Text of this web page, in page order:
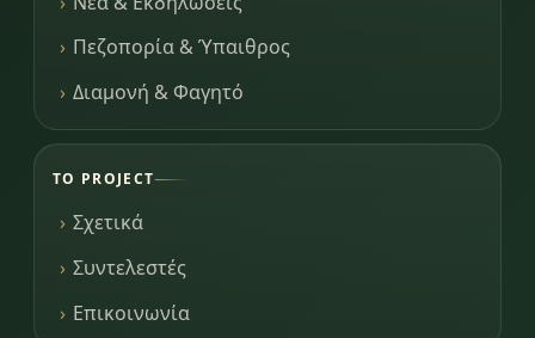
Πεζοπορία & Ύπαιθρος
Διαμονή & Φαγητό
ΤΟ PROJECT
Σχετικά
Συντελεστές
Επικοινωνία